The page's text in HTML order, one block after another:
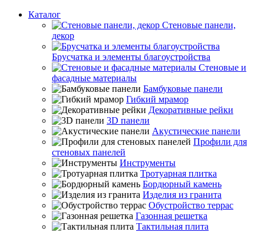
Каталог
Стеновые панели,
декор
Брусчатка и элементы благоустройства
Стеновые и
фасадные материалы
Бамбуковые панели
Гибкий мрамор
Декоративные рейки
3D панели
Акустические панели
Профили для
стеновых панелей
Инструменты
Тротуарная плитка
Бордюрный камень
Изделия из гранита
Обустройство террас
Газонная решетка
Тактильная плита